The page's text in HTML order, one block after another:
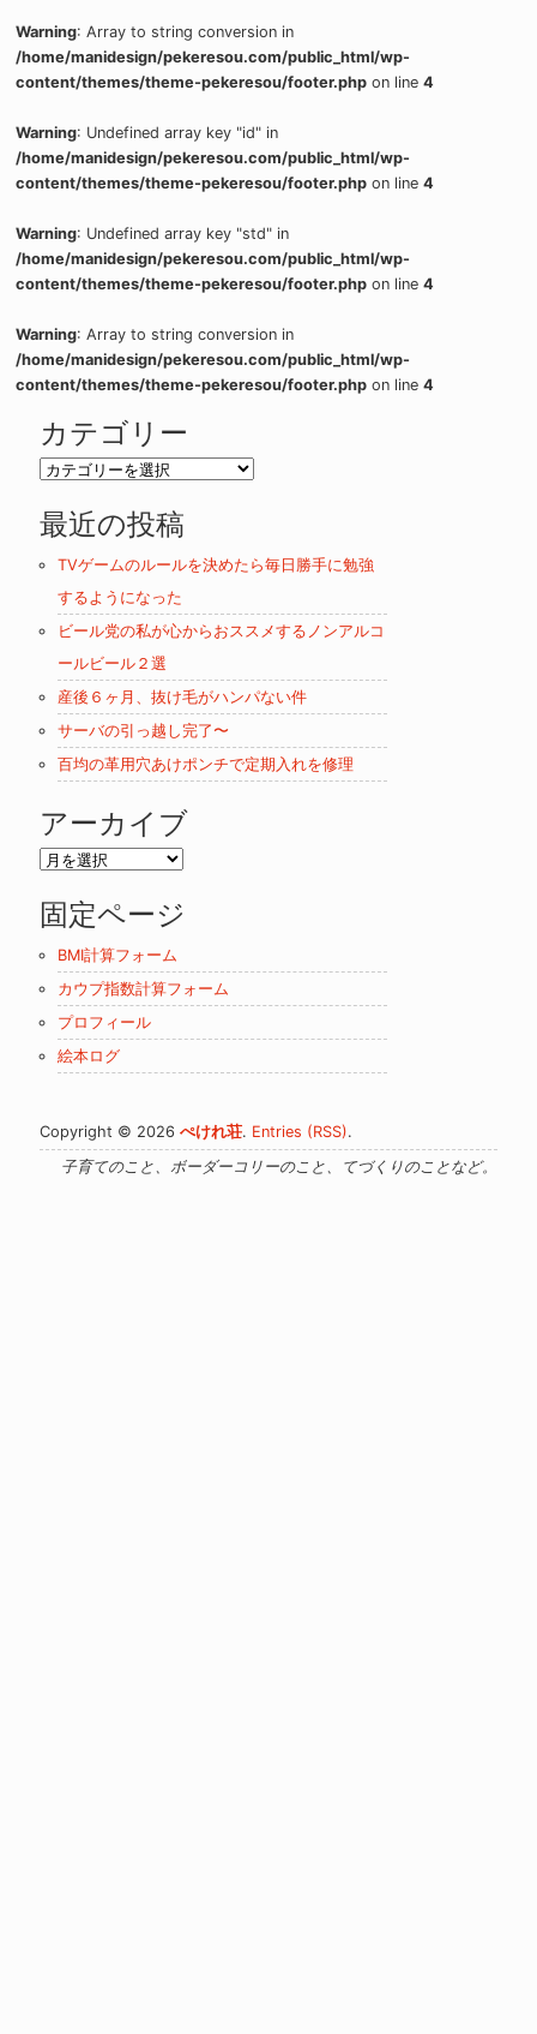
Warning: Array to string conversion in
/home/manidesign/pekeresou.com/public_html/wp-
content/themes/theme-pekeresou/footer.php on line4
Warning: Undefined array key "id" in
/home/manidesign/pekeresou.com/public_html/wp-
content/themes/theme-pekeresou/footer.php on line4
Warning: Undefined array key "std" in
/home/manidesign/pekeresou.com/public_html/wp-
content/themes/theme-pekeresou/footer.php on line4
Warning: Array to string conversion in
/home/manidesign/pekeresou.com/public_html/wp-
content/themes/theme-pekeresou/footer.php on line4
カテゴリー
カ
ゴ
ー
最近の投稿
TVゲームのルールを決めたら毎日勝手に勉強
するようになった
ビール党の私が心からおススメするノンアルコ
ールビール２選
産後６ヶ月、抜け毛がハンパない件
サーバの引っ越し完了〜
百均の革用穴あけポンチで定期入れを修理
アーカイブ
ア
カ
ブ
固定ページ
BMI計算フォーム
カウプ指数計算フォーム
プロフィール
絵本ログ
Copyright © 2026ぺけれ荘. Entries (RSS).
子育てのこと、ボーダーコリーのこと、てづくりのことなど。